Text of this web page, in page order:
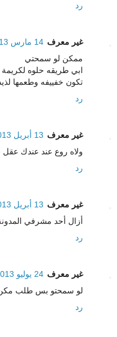
رد
غير معرف 14 مارس 2013 في 6:08 ص
ممكن لو سمحتي
ابي طريقه حلوه
تكون خفييفه وطعمها
رد
غير معرف 13 أبريل 2013 في 6:31 م
ولاه روع عند عندك عقل
رد
غير معرف 13 أبريل 2013 في 6:33 م
أزال أحد مشرفي المدونة
رد
غير معرف 24 يوليو 2013 في 4:57 م
لو سمحتو بس طلب مكن
رد